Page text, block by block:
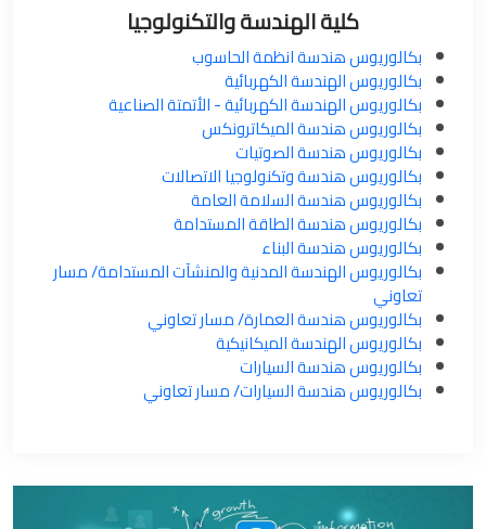
كلية الهندسة والتكنولوجيا
بكالوريوس هندسة انظمة الحاسوب
بكالوريوس الهندسة الكهربائية
بكالوريوس الهندسة الكهربائية - الأتمتة الصناعية
بكالوريوس هندسة الميكاترونكس
بكالوريوس هندسة الصوتيات
بكالوريوس هندسة وتكنولوجيا الاتصالات
بكالوريوس هندسة السلامة العامة
بكالوريوس هندسة الطاقة المستدامة
بكالوريوس هندسة البناء
بكالوريوس الهندسة المدنية والمنشآت المستدامة/ مسار
تعاوني
بكالوريوس هندسة العمارة/ مسار تعاوني
بكالوريوس الهندسة الميكانيكية
بكالوريوس هندسة السيارات
بكالوريوس هندسة السيارات/ مسار تعاوني